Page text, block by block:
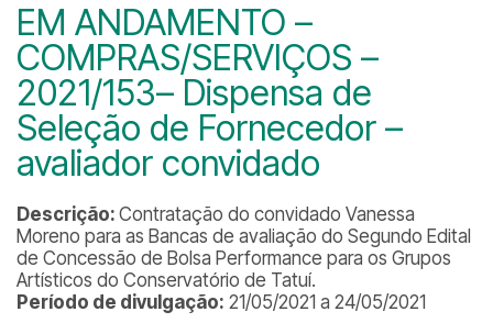
EM ANDAMENTO –
COMPRAS/SERVIÇOS –
2021/153– Dispensa de
Seleção de Fornecedor –
avaliador convidado
Descrição: Contratação do convidado Vanessa
Moreno para as Bancas de avaliação do Segundo Edital
de Concessão de Bolsa Performance para os Grupos
Artísticos do Conservatório de Tatuí.
Período de divulgação: 21/05/2021 a 24/05/2021